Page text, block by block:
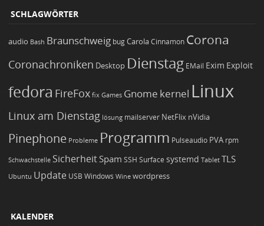
SCHLAGWÖRTER
audio Bash Braunschweig bugCarola Cinnamon Corona
Coronachroniken Desktop Dienstag EMail Exim Exploit
fedora FireFox fix Games Gnome kernel Linux
Linux am Dienstag lösung mailserver NetFlix nVidia
Pinephone Probleme Programm Pulseaudio PVA rpm
Schwachstelle Sicherheit Spam SSH Surface systemd Tablet TLS
Ubuntu Update USB Windows Wine wordpress
KALENDER